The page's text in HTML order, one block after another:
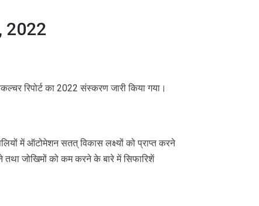
2022
रिपोर्ट का 2022 संस्करण जारी किया गया।
में ऑटोमेशन सतत् विकास लक्ष्यों को प्राप्त करने
तथा जोखिमों को कम करने के बारे में सिफारिशें